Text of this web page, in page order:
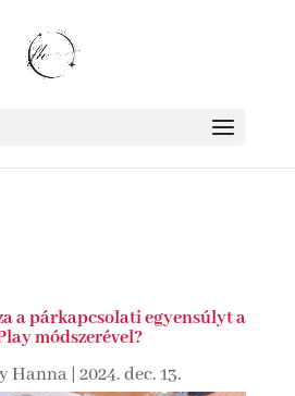
a párkapcsolati egyensúlyt a
módszerével?
Hanna |2024. dec. 13.